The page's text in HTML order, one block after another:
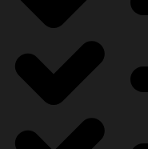
котельная